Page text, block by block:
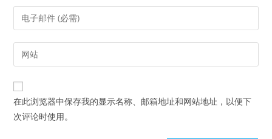
name
comment
Enter
your
email
address
comment
Enter
your
website
URL
(optional)
在此浏览器中保存我的显示名称、邮箱地址和网站地址，以便下
次评论时使用。